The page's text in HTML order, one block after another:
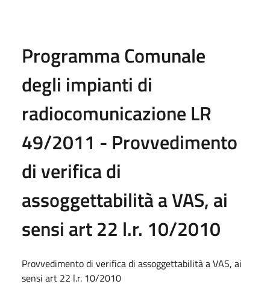
Programma Comunale
degli impianti di
radiocomunicazione LR
49/2011 - Provvedimento
di verifica di
assoggettabilità a VAS, ai
sensi art 22 l.r. 10/2010
Provvedimento di verifica di assoggettabilità a VAS, ai
sensi art 22 l.r. 10/2010